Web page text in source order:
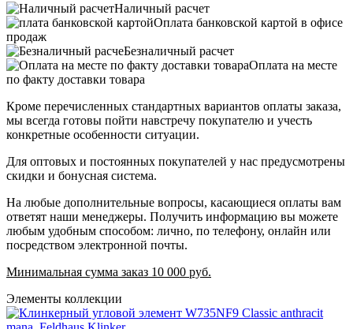
Наличный расчет
Оплата банковской картой в офисе
продаж
Безналичный расчет
Оплата на месте
по факту доставки товара
Кроме перечисленных стандартных вариантов оплаты заказа,
мы всегда готовы пойти навстречу покупателю и учесть
конкретные особенности ситуации.
Для оптовых и постоянных покупателей у нас предусмотрены
скидки и бонусная система.
На любые дополнительные вопросы, касающиеся оплаты вам
ответят наши менеджеры. Получить информацию вы можете
любым удобным способом: лично, по телефону, онлайн или
посредством электронной почты.
Минимальная сумма заказ 10 000 руб.
Элементы коллекции